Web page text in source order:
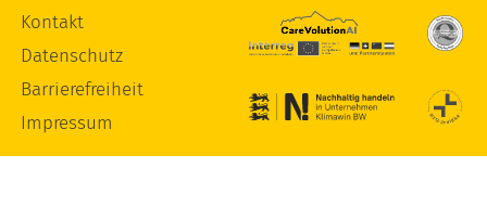
Kontakt
Datenschutz
Barrierefreiheit
Impressum